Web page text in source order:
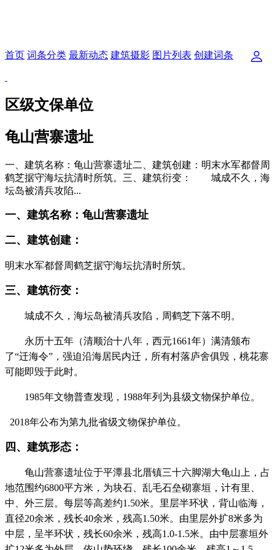
首页 词条分类 最新动态 建筑摄影 图片列表 创建词条
区级文保单位
龟山营寨遗址
一、建筑名称：龟山营寨遗址二、建筑创建：明末水军都督周
鹤芝据守海坛抗清时所筑。三、建筑衍变： 城成不久，海
坛岛被清兵攻陷...
一、建筑名称： 龟山营寨遗址
二、建筑创建：
明末水军都督周鹤芝据守海坛抗清时所筑。
三、建筑衍变：
城成不久， 海坛岛被清兵攻陷，周鹤芝下落不明。
永历十五年（清顺治十八年，西元1661年）满清颁布
了“迁海令”，强迫沿海居民内迁，所有村落庐舍俱毁， 桃花寨
可能即毁于此时。
1985年文物普查发现， 1988年列为县级文物保护单位。
2018年公布为第九批省级文物保护单位。
四、建筑形态：
龟山营寨遗址位于平潭县北厝镇三十六脚湖大龟山上，占
地范围约6800平方米，为块石、乱毛石垒砌寨垣，计有里、
中、外三层。每层等高差约1.50米。里层半环状，背山临海，
直径20余米，残长40余米，残高1.50米。由里层外扩8米多为
中层，呈半环状，残长60余米，残高1.0-1.5米。由中层寨垣外